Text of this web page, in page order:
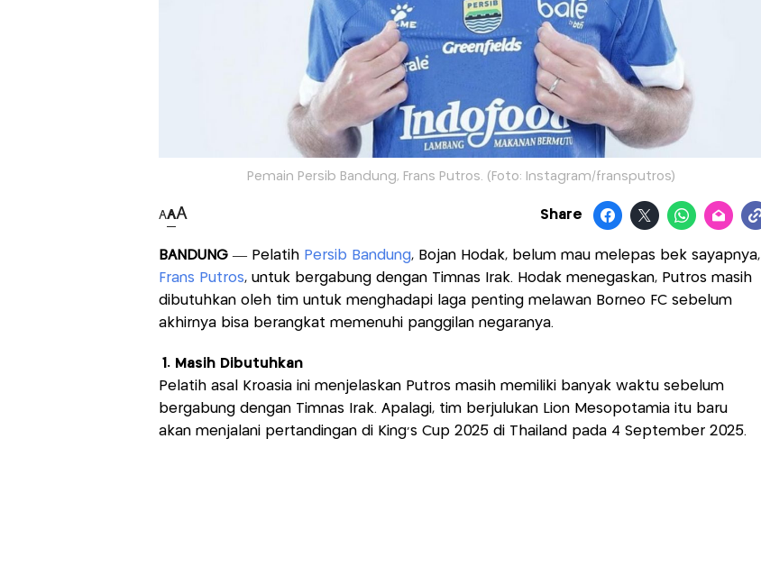
Pemain Persib Bandung, Frans Putros. (Foto: Instagram/fransputros)
AAA Share
BANDUNG — PelatihPersib Bandung, Bojan Hodak, belum mau melepas bek sayapnya,
Frans Putros, untuk bergabung dengan Timnas Irak. Hodak menegaskan, Putros masih
dibutuhkan oleh tim untuk menghadapi laga penting melawan Borneo FC sebelum
akhirnya bisa berangkat memenuhi panggilan negaranya.
1. Masih Dibutuhkan
Pelatih asal Kroasia ini menjelaskan Putros masih memiliki banyak waktu sebelum
bergabung dengan Timnas Irak. Apalagi, tim berjulukan Lion Mesopotamia itu baru
akan menjalani pertandingan di King’s Cup 2025 di Thailand pada 4 September 2025.